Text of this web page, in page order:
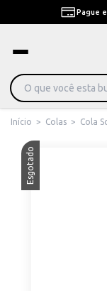
Pague
Início > Colas > Cola
Esgotado